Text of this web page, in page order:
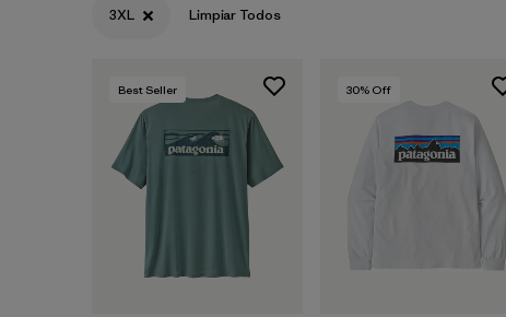
Características y procesos
Filtrar por
Materiales y tejidos
3XL Limpiar Todos
Best Seller 30% Off